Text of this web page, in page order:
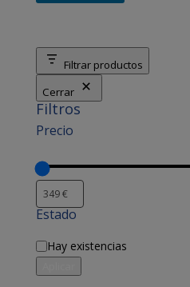
Filtrar productos
Cerrar
Filtros
Precio
Estado
Disponibilidad
Hay existencias